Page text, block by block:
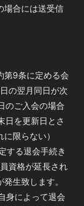
場合には送受信
第9条に定める会
の翌月同日が次
のご入会の場合
日を更新日とさ
限らない）
する退会手続き
資格が延長され
生致します。
身によって退会